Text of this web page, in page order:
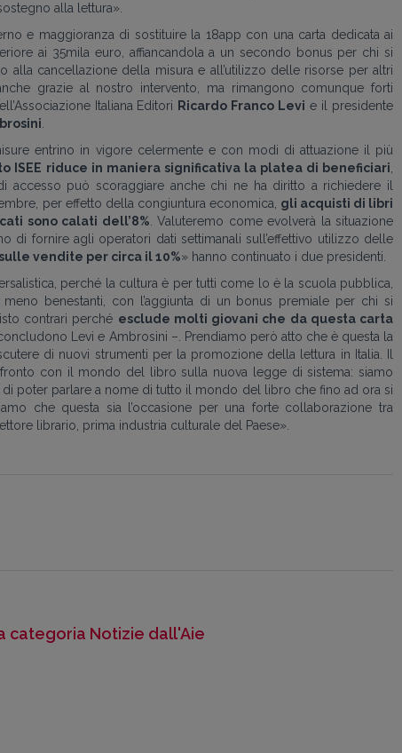
alla lettura».
e maggioranza di sostituire la 18app con una carta dedicata ai
ai 35mila euro, affiancandola a un secondo bonus per chi si
alla cancellazione della misura e all’utilizzo delle risorse per altri
grazie al nostro intervento, ma rimangono comunque forti
Italiana Editori Ricardo Franco Levi e il presidente
entrino in vigore celermente e con modi di attuazione il più
ISEE riduce in maniera significativa la platea di beneficiari
può scoraggiare anche chi ne ha diritto a richiedere il
per effetto della congiuntura economica, gli acquisti di libri
sono calati dell’8% . Valuteremo come evolverà la situazione
di fornire agli operatori dati settimanali sull’effettivo utilizzo delle
vendite per circa il 10%» hanno continuato i due presidenti.
perché la cultura è per tutti come lo è la scuola pubblica,
benestanti, con l’aggiunta di un bonus premiale per chi si
contrari perché esclude molti giovani che da questa carta
Levi e Ambrosini –. Prendiamo però atto che è questa la
di nuovi strumenti per la promozione della lettura in Italia. Il
con il mondo del libro sulla nuova legge di sistema: siamo
poter parlare a nome di tutto il mondo del libro che fino ad ora si
che questa sia l’occasione per una forte collaborazione tra
librario, prima industria culturale del Paese»
categoria Notizie dall'Aie